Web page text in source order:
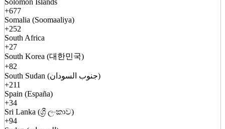
Solomon Islands
+677
Somalia (Soomaaliya)
+252
South Africa
+27
South Korea (대한민국)
+82
South Sudan (جنوب السودان)
+211
Spain (España)
+34
Sri Lanka (ශ්‍රී ලංකාව)
+94